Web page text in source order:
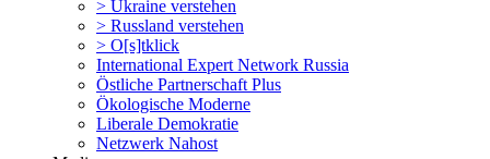
> Ukraine verstehen
> Russland verstehen
> O[s]tklick
Inter­na­tional Expert Network Russia
Östliche Partner­schaft Plus
Ökolo­gische Moderne
Liberale Demokratie
Netzwerk Nahost